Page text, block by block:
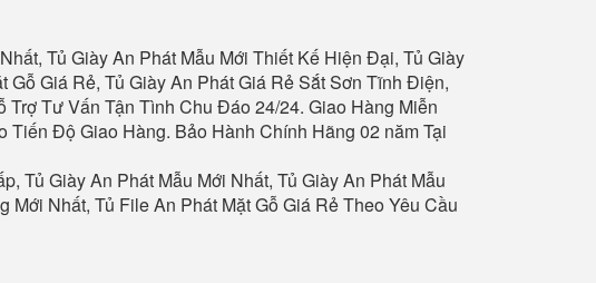
Tủ Giày An Phát Mẫu Mới Thiết Kế Hiện Đại, Tủ Giày
Gỗ Giá Rẻ, Tủ Giày An PhátGiá Rẻ Sắt Sơn Tĩnh Điện,
Tư Vấn Tận Tình Chu Đáo 24/24. Giao Hàng Miễn
Tiến Độ Giao Hàng. Bảo Hành Chính Hãng 02 năm Tại
Tủ Giày An Phát Mẫu Mới Nhất, Tủ Giày An Phát Mẫu
Mới Nhất, Tủ File An Phát Mặt Gỗ Giá Rẻ Theo Yêu Cầu